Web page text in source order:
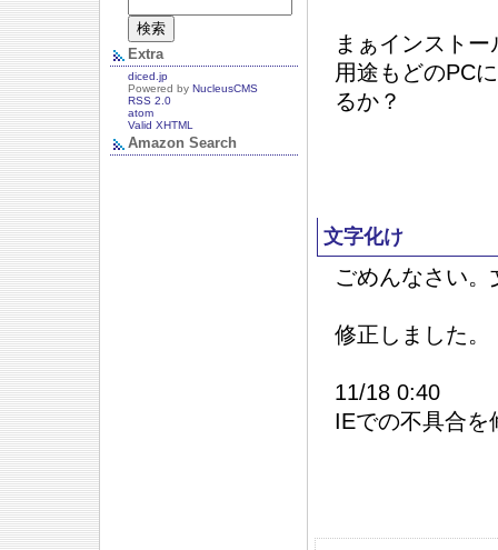
まぁインスト
用途もどのPC
るか？
文字化け
ごめんなさい
修正しました。
11/18 0:40
IEでの不具合を
Extra
diced.jp
Powered by NucleusCMS
RSS 2.0
atom
Valid XHTML
Amazon Search